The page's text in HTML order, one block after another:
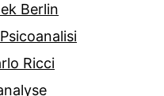
Berlin
Ricci